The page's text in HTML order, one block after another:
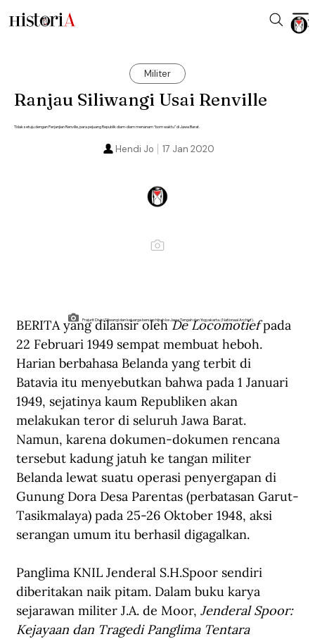
Militer
Ranjau Siliwangi Usai Renville
Tidak setuju dengan Perjanjian Renville, para pejuang Republik diam-diam menanam “bom waktu” di Jawa Barat.
17 Jan 2020
Hendi Jo
Prajurit Divisi Siliwangi dan keluarga bersiap hijrah ke Jawa Tengah dan Yogyakarta. (Nationaal Archief).
BERITA yang dilansir oleh De Locomotief pada
22 Februari 1949 sempat membuat heboh.
Harian berbahasa Belanda yang terbit di
Batavia itu menyebutkan bahwa pada 1 Januari
1949, sejatinya kaum Republiken akan
melakukan teror di seluruh Jawa Barat.
Namun, karena dokumen-dokumen rencana
tersebut kadung jatuh ke tangan militer
Belanda lewat suatu operasi penyergapan di
Gunung Dora Desa Parentas (perbatasan Garut-
Tasikmalaya) pada 25-26 Oktober 1948, aksi
serangan umum itu berhasil digagalkan.
Panglima KNIL Jenderal S.H.Spoor sendiri
diberitakan naik pitam. Dalam buku karya
sejarawan militer J.A. de Moor, Jenderal Spoor:
Kejayaan dan Tragedi Panglima Tentara